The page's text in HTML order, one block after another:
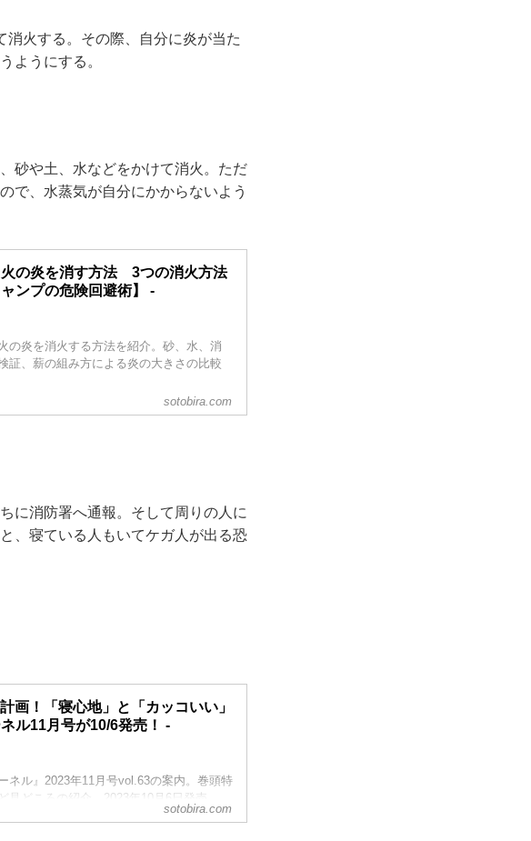
火する。その際、自分に炎が当た
ようにする。
砂や土、水などをかけて消火。ただ
で、水蒸気が自分にかからないよう
の炎を消す方法 3つの消火方法
ンプの危険回避術】 -
の炎を消火する方法を紹介。砂、水、消
証、薪の組み方による炎の大きさの比較
sotobira.com
に消防署へ通報。そして周りの人に
、寝ている人もいてケガ人が出る恐
画！「寝心地」と「カッコいい」
ル11月号が10/6発売！ -
ネル』2023年11月号vol.63の案内。巻頭特
見どころの紹介。2023年10月6日発売。
sotobira.com